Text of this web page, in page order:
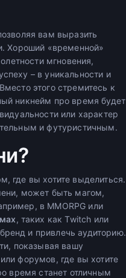
вам выразить
Хороший «временной»
мгновения,
– в уникальности и
этого стремитесь к
никнейм про время будет
или характер
и футуристичным.
где вы хотите выделиться.
может быть магом,
в MMORPG или
, таких как Twitch или
и привлечь аудиторию.
показывая вашу
форумов, где вы хотите
время станет отличным